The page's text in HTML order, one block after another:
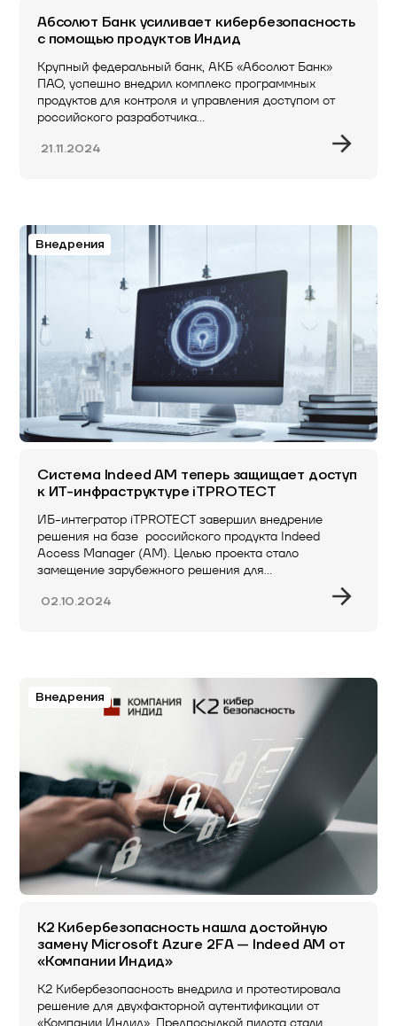
Абсолют Банк усиливает кибербезопасность
с помощью продуктов Индид
Крупный федеральный банк, АКБ «Абсолют Банк»
ПАО, успешно внедрил комплекс программных
продуктов для контроля и управления доступом от
российского разработчика…
21.11.2024
Внедрения
Система Indeed AM теперь защищает доступ
к ИТ-инфраструктуре iTPROTECT
ИБ-интегратор iTPROTECT завершил внедрение
решения на базе российского продукта Indeed
Access Manager (AM). Целью проекта стало
замещение зарубежного решения для…
02.10.2024
Внедрения
K2 Кибербезопасность нашла достойную
замену Microsoft Azure 2FA — Indeed AM от
«Компании Индид»
K2 Кибербезопасность внедрила и протестировала
решение для двухфакторной аутентификации от
«Компании Индид». Предпосылкой пилота стали